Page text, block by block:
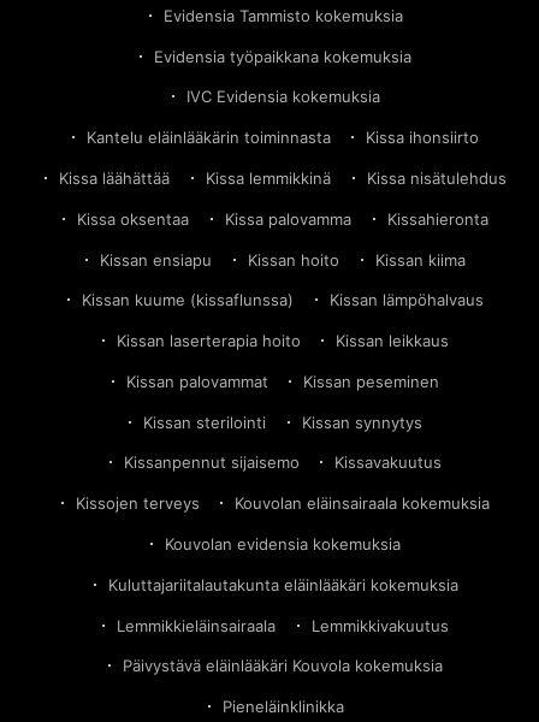
Evidensia Tammisto kokemuksia
Evidensia työpaikkana kokemuksia
IVC Evidensia kokemuksia
Kantelu eläinlääkärin toiminnasta Kissa ihonsiirto
Kissa läähättää Kissa lemmikkinä Kissa nisätulehdus
Kissa oksentaa Kissa palovamma Kissahieronta
Kissan ensiapu Kissan hoito Kissan kiima
Kissan kuume (kissaflunssa) Kissan lämpöhalvaus
Kissan laserterapia hoito Kissan leikkaus
Kissan palovammat Kissan peseminen
Kissan sterilointi Kissan synnytys
Kissanpennut sijaisemo Kissavakuutus
Kissojen terveys Kouvolan eläinsairaala kokemuksia
Kouvolan evidensia kokemuksia
Kuluttajariitalautakunta eläinlääkäri kokemuksia
Lemmikkieläinsairaala Lemmikkivakuutus
Päivystävä eläinlääkäri Kouvola kokemuksia
Pieneläinklinikka